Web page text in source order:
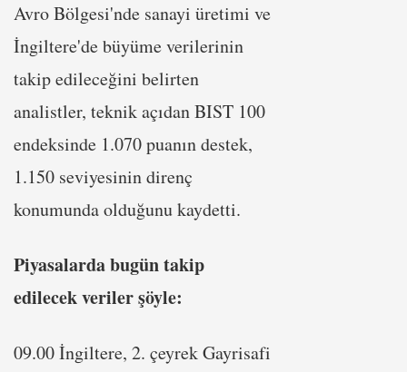
Avro Bölgesi'nde sanayi üretimi ve
İngiltere'de büyüme verilerinin
takip edileceğini belirten
analistler, teknik açıdan BIST 100
endeksinde 1.070 puanın destek,
1.150 seviyesinin direnç
konumunda olduğunu kaydetti.
Piyasalarda bugün takip
edilecek veriler şöyle:
09.00 İngiltere, 2. çeyrek Gayrisafi